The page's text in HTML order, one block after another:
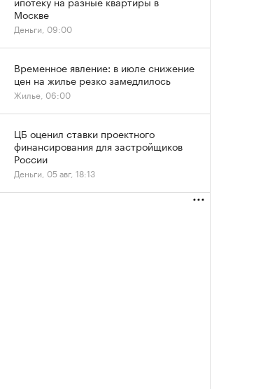
Москве
Деньги, 09:00
Временное явление: в июле снижение
цен на жилье резко замедлилось
Жилье, 06:00
ЦБ оценил ставки проектного
финансирования для застройщиков
России
Деньги, 05 авг, 18:13